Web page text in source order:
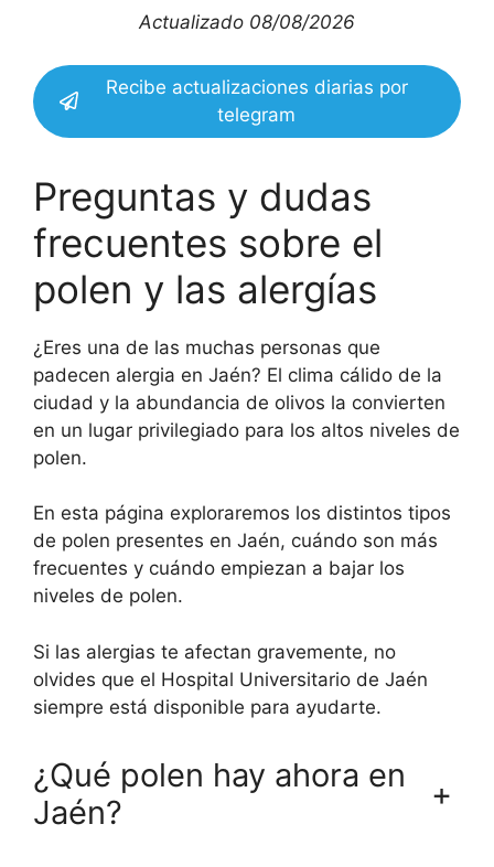
Actualizado 08/08/2026
Recibe actualizaciones diarias por
telegram
Preguntas y dudas
frecuentes sobre el
polen y las alergías
¿Eres una de las muchas personas que
padecen alergia en Jaén? El clima cálido de la
ciudad y la abundancia de olivos la convierten
en un lugar privilegiado para los altos niveles de
polen.
En esta página exploraremos los distintos tipos
de polen presentes en Jaén, cuándo son más
frecuentes y cuándo empiezan a bajar los
niveles de polen.
Si las alergias te afectan gravemente, no
olvides que el Hospital Universitario de Jaén
siempre está disponible para ayudarte.
¿Qué polen hay ahora en
Jaén?
+